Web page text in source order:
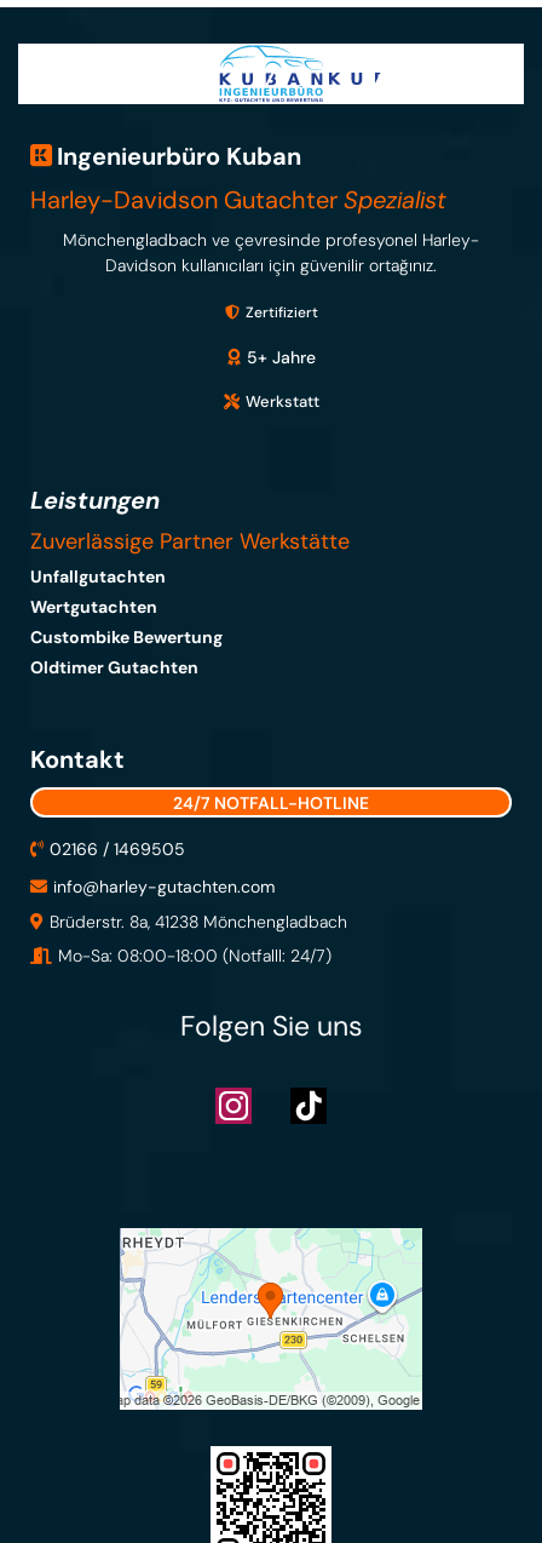
Ingenieurbüro Kuban
Harley-Davidson GutachterSpezialist
Mönchengladbach ve çevresinde profesyonel Harley-
Davidson kullanıcıları için güvenilir ortağınız.
Zertifiziert
5+ Jahre
Werkstatt
Leistungen
Zuverlässige Partner Werkstätte
Unfallgutachten
Wertgutachten
Custombike Bewertung
Oldtimer Gutachten
Kontakt
24/7 NOTFALL-HOTLINE
02166 / 1469505
info@harley-gutachten.com
Brüderstr. 8a, 41238 Mönchengladbach
Mo-Sa: 08:00-18:00 (Notfalll: 24/7)
Folgen Sie uns